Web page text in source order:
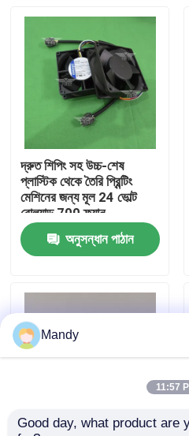
আমাদের সম্পর্কে
কারখানা পরিদর্শন
গুণমান নিয়ন্ত্রণ
আমাদের সাথে যোগাযোগ করুন
মামলা
অফসেট প্রিন্টিং অংশ
দ্রুত শিপিং সহ উচ্চ-শেষ
প্লাস্টিক থেকে তৈরি প্রিন্টিং
মেশিনের জন্য মূল 24 ভোল্ট
রোল্যান্ড 700 ফ্যান
অনুসন্ধান পাঠান
Mandy
11:57
Good day, what product are